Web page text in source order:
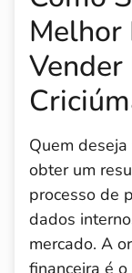
Melhor
Vender
Quem deseja
obter um
processo de
dados
mercado. A
financeira é